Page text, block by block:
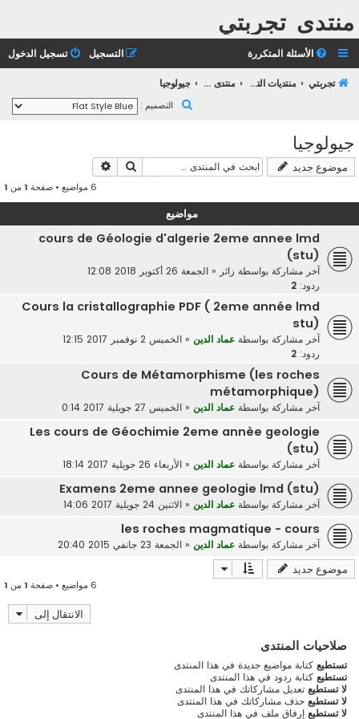
منتدى تجربتي
الأسئلة المتكررة تسجيل الدخول التسجيل
تجربتي منتديات التعليم الثانوي منتدى التعليم الجامعي جيولوجيا
التصميم :
جيولوجيا
موضوع جديد بحث
6 مواضيع • صفحة 1 من 1
مواضيع
cours de Géologie d'algerie 2eme annee lmd
(stu)
آخر مشاركة بواسطة زائر « الجمعة 26 أكتوبر 2018 12:08
ردود: 2
Cours la cristallographie PDF ( 2eme année lmd
stu)
آخر مشاركة بواسطة عماد الدين « الخميس 2 نوفمبر 2017 12:15
ردود: 2
Cours de Métamorphisme (les roches
métamorphique)
آخر مشاركة بواسطة عماد الدين « الخميس 27 جويلية 2017 0:14
Les cours de Géochimie 2eme annèe geologie
(stu)
آخر مشاركة بواسطة عماد الدين « الأربعاء 26 جويلية 2017 18:14
Examens 2eme annee geologie lmd (stu)
آخر مشاركة بواسطة عماد الدين « الاثنين 24 جويلية 2017 14:06
les roches magmatique - cours
آخر مشاركة بواسطة عماد الدين « الجمعة 23 جانفي 2015 20:40
موضوع جديد
6 مواضيع • صفحة 1 من 1
الانتقال إلى
صلاحيات المنتدى
تستطيع كتابة مواضيع جديدة في هذا المنتدى
تستطيع كتابة ردود في هذا المنتدى
لا تستطيع تعديل مشاركاتك في هذا المنتدى
لا تستطيع حذف مشاركاتك في هذا المنتدى
لا تستطيع إرفاق ملف في هذا المنتدى